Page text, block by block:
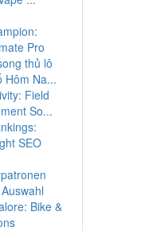
Pro
thủ lô
Hôm Na...
Field
So...
SEO
Bike &